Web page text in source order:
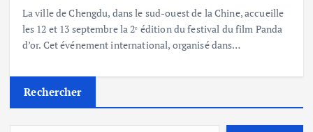
La ville de Chengdu, dans le sud-ouest de la Chine, accueille
les 12 et 13 septembre la 2ᵉ édition du festival du film Panda
d’or. Cet événement international, organisé dans…
Rechercher